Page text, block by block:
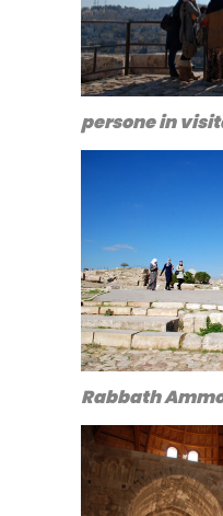
persone in
Rabbath